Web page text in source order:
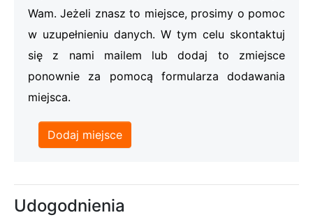
Wam. Jeżeli znasz to miejsce, prosimy o pomoc
w uzupełnieniu danych. W tym celu skontaktuj
się z nami mailem lub dodaj to zmiejsce
ponownie za pomocą formularza dodawania
miejsca.
Dodaj miejsce
Udogodnienia